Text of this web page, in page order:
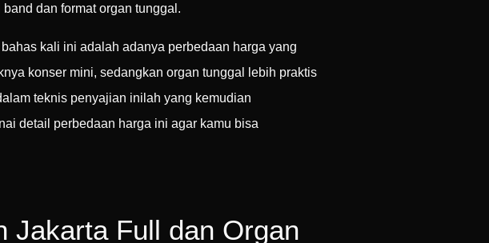
dan format organ tunggal.
kali ini adalah adanya perbedaan harga yang
konser mini, sedangkan organ tunggal lebih praktis
teknis penyajian inilah yang kemudian
detail perbedaan harga ini agar kamu bisa
Jakarta Full dan Organ